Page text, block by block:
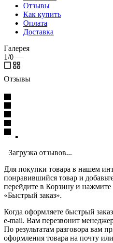
Отзывы
Как купить
Оплата
Доставка
Галерея
1/0 —
Отзывы
Загрузка отзывов...
Для покупки товара в нашем
понравившийся товар и
перейдите в Корзину и
«Быстрый заказ».
Когда оформляете быстрый
e-mail. Вам перезвонит
По результатам разговора вам
оформления товара на почту